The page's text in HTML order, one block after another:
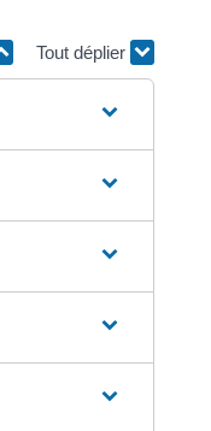
Tout déplier